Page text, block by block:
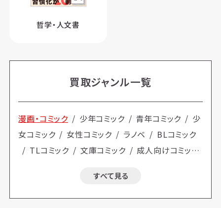
哲学・人文書
買取ジャンル一覧
漫画・コミック 少年コミック 青年コミック
少
女コミック
女性コミック ラノベ
BLコミック
TLコミック
文庫コミック
成人向けコミック
ミステリー・サスペンス小説
ー・ファンタジー小説
恋愛小説
児童文学/ 官
すべて見る